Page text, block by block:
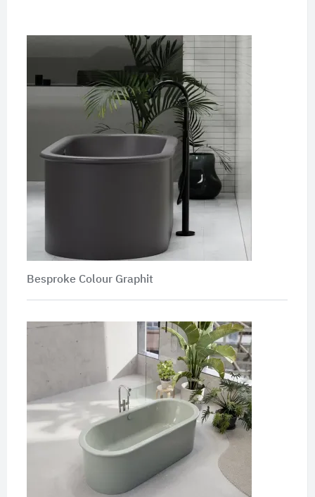
Besproke Colour Graphit